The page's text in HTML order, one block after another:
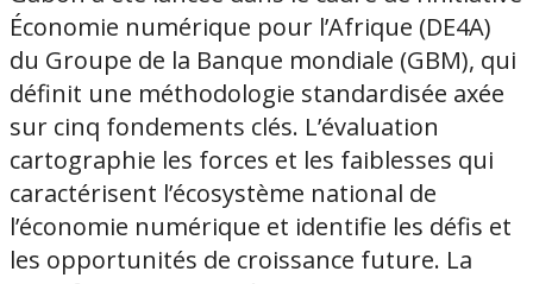
Économie numérique pour l’Afrique (DE4A)
du Groupe de la Banque mondiale (GBM), qui
définit une méthodologie standardisée axée
sur cinq fondements clés. L’évaluation
cartographie les forces et les faiblesses qui
caractérisent l’écosystème national de
l’économie numérique et identifie les défis et
les opportunités de croissance future. La